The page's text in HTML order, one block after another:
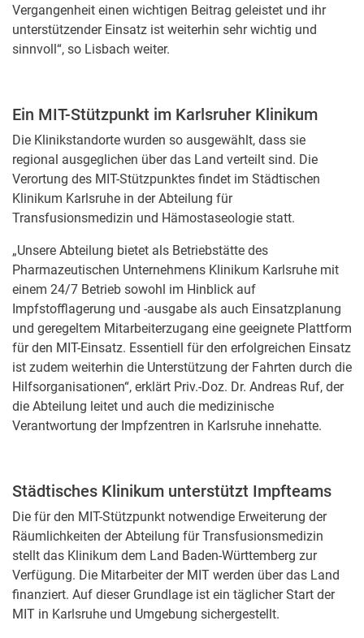
Vergangenheit einen wichtigen Beitrag geleistet und ihr
unterstützender Einsatz ist weiterhin sehr wichtig und
sinnvoll“, so Lisbach weiter.
Ein MIT-Stützpunkt im Karlsruher Klinikum
Die Klinikstandorte wurden so ausgewählt, dass sie
regional ausgeglichen über das Land verteilt sind. Die
Verortung des MIT-Stützpunktes findet im Städtischen
Klinikum Karlsruhe in der Abteilung für
Transfusionsmedizin und Hämostaseologie statt.
„Unsere Abteilung bietet als Betriebstätte des
Pharmazeutischen Unternehmens Klinikum Karlsruhe mit
einem 24/7 Betrieb sowohl im Hinblick auf
Impfstofflagerung und -ausgabe als auch Einsatzplanung
und geregeltem Mitarbeiterzugang eine geeignete Plattform
für den MIT-Einsatz. Essentiell für den erfolgreichen Einsatz
ist zudem weiterhin die Unterstützung der Fahrten durch die
Hilfsorganisationen“, erklärt Priv.-Doz. Dr. Andreas Ruf, der
die Abteilung leitet und auch die medizinische
Verantwortung der Impfzentren in Karlsruhe innehatte.
Städtisches Klinikum unterstützt Impfteams
Die für den MIT-Stützpunkt notwendige Erweiterung der
Räumlichkeiten der Abteilung für Transfusionsmedizin
stellt das Klinikum dem Land Baden-Württemberg zur
Verfügung. Die Mitarbeiter der MIT werden über das Land
finanziert. Auf dieser Grundlage ist ein täglicher Start der
MIT in Karlsruhe und Umgebung sichergestellt.